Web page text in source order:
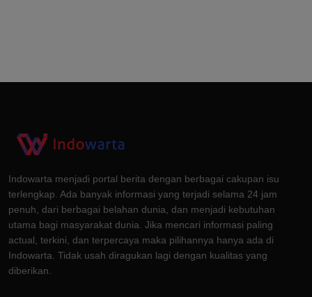
Indowarta menjadi portal berita dengan berbagai cakupan isu
terlengkap. Ada banyak informasi yang terjadi selama 24 jam
penuh, dari berbagai belahan dunia, dan menjadi kebutuhan
utama bagi masyarakat dunia. Jika mencari informasi paling
actual, terkini, dan terpercaya maka pilihannya hanya ada di
Indowarta. Tidak usah diragukan lagi dengan kualitas yang
diberikan.